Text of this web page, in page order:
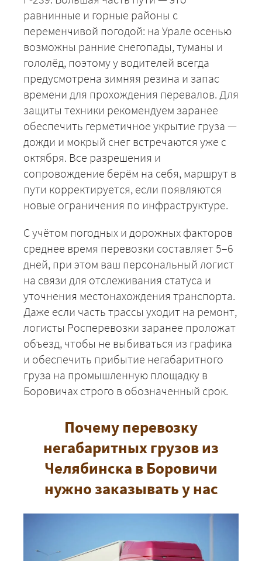
равнинные и горные районы с
переменчивой погодой: на Урале осенью
возможны ранние снегопады, туманы и
гололёд, поэтому у водителей всегда
предусмотрена зимняя резина и запас
времени для прохождения перевалов. Для
защиты техники рекомендуем заранее
обеспечить герметичное укрытие груза —
дожди и мокрый снег встречаются уже с
октября. Все разрешения и
сопровождение берём на себя, маршрут в
пути корректируется, если появляются
новые ограничения по инфраструктуре.
С учётом погодных и дорожных факторов
среднее время перевозки составляет 5–6
дней, при этом ваш персональный логист
на связи для отслеживания статуса и
уточнения местонахождения транспорта.
Даже если часть трассы уходит на ремонт,
логисты Росперевозки заранее проложат
объезд, чтобы не выбиваться из графика
и обеспечить прибытие негабаритного
груза на промышленную площадку в
Боровичах строго в обозначенный срок.
Почему перевозку
негабаритных грузов из
Челябинска в Боровичи
нужно заказывать у нас
+7 (499) 520-05-23
ЗАКАЗАТЬ